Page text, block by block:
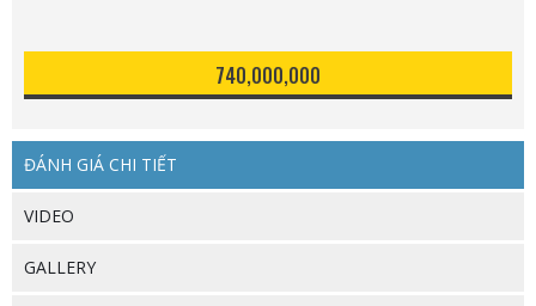
740,000,000
ĐÁNH GIÁ CHI TIẾT
VIDEO
GALLERY